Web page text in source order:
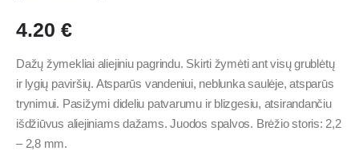
4.20 €
Dažų žymekliai aliejiniu pagrindu. Skirti žymėti ant visų grublėtų
ir lygių paviršių. Atsparūs vandeniui, neblunka saulėje, atsparūs
trynimui. Pasižymi dideliu patvarumu ir blizgesiu, atsirandančiu
išdžiūvus aliejiniams dažams. Juodos spalvos. Brėžio storis: 2,2
– 2,8 mm.